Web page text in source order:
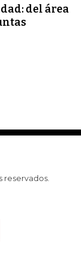
del área
reservados.